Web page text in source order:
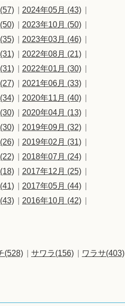
2024年05月 (43)
2023年10月 (50)
2023年03月 (46)
2022年08月 (21)
2022年01月 (30)
2021年06月 (33)
2020年11月 (40)
2020年04月 (13)
2019年09月 (32)
2019年02月 (31)
2018年07月 (24)
2017年12月 (25)
2017年05月 (44)
2016年10月 (42)
(528) サワラ(156)
ワラサ(403)